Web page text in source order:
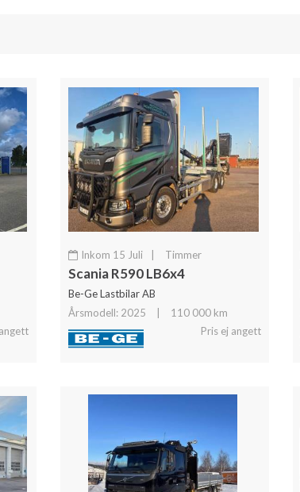
Inkom 15 Juli Timmer
Scania R590 LB6x4
Be-Ge Lastbilar AB
Årsmodell: 2025
110 000 km
Pris ej angett